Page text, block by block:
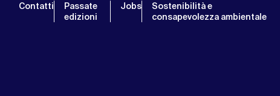
Contatti
Passate
edizioni
Jobs
Sostenibilità e
consapevolezza ambientale